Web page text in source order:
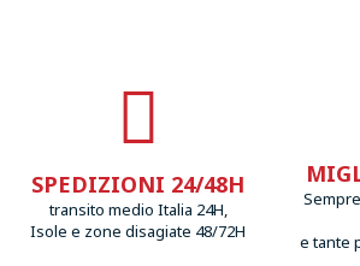
SPEDIZIONI 24/48H
transito medio Italia 24H,
Isole e zone disagiate 48/72H
e tante